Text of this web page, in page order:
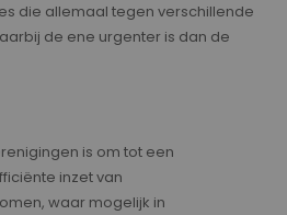
die allemaal tegen verschillende
de ene urgenter is dan de
is om tot een
inzet van
waar mogelijk in